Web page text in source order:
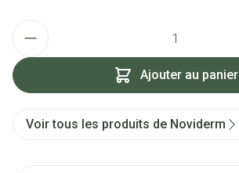
Ajouter au panier
Voir tous les produits de Noviderm